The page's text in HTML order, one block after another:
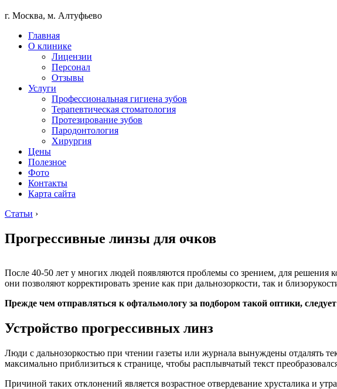
г. Москва, м. Алтуфьево
Главная
О клинике
Лицензии
Персонал
Отзывы
Услуги
Профессиональная гигиена зубов
Терапевтическая стоматология
Протезирование зубов
Пародонтология
Хирургия
Цены
Полезное
Фото
Контакты
Карта сайта
Статьи ›
​Прогрессивные линзы для очков
После 40-50 лет у многих людей появляются проблемы со зрением, для
они позволяют корректировать зрение как при дальнозоркости, так и
Прежде чем отправляться к офтальмологу за подбором такой оптики,
Устройство прогрессивных линз
Люди с дальнозоркостью при чтении газеты или журнала вынуждены отдалять
максимально приблизиться к странице, чтобы расплывчатый текст
Причиной таких отклонений является возрастное отвердевание хрусталика и